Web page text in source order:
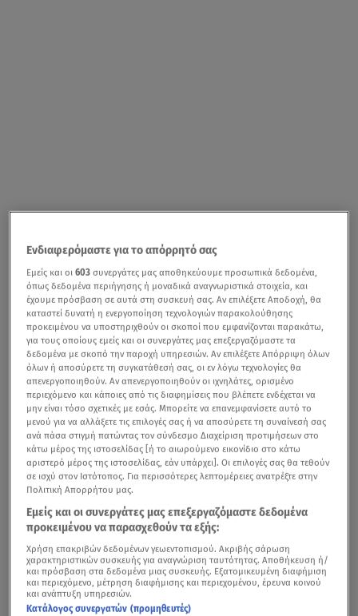
Ενδιαφερόμαστε για το απόρρητό σας
Εμείς και οι603 συνεργάτες μας αποθηκεύουμε προσωπικά δεδομένα,
όπως δεδομένα περιήγησης ή μοναδικά αναγνωριστικά στοιχεία, και
έχουμε πρόσβαση σε αυτά στη συσκευή σας. Αν επιλέξετε Αποδοχή, θα
καταστεί δυνατή η ενεργοποίηση τεχνολογιών παρακολούθησης
προκειμένου να υποστηριχθούν οι σκοποί που εμφανίζονται παρακάτω,
για τους οποίους εμείς και οι συνεργάτες μας επεξεργαζόμαστε τα
δεδομένα με σκοπό την παροχή υπηρεσιών. Αν επιλέξετε Απόρριψη όλων
όλων ή αποσύρετε τη συγκατάθεσή σας, οι εν λόγω τεχνολογίες θα
απενεργοποιηθούν. Αν απενεργοποιηθούν οι ιχνηλάτες, ορισμένο
περιεχόμενο και κάποιες από τις διαφημίσεις που βλέπετε ενδέχεται να
μην είναι τόσο σχετικές με εσάς. Μπορείτε να επανεμφανίσετε αυτό το
μενού για να αλλάξετε τις επιλογές σας ή να αποσύρετε τη συναίνεσή σας
ανά πάσα στιγμή πατώντας τον σύνδεσμο Διαχείριση προτιμήσεων στο
κάτω μέρος της ιστοσελίδας [ή το αιωρούμενο εικονίδιο στο κάτω
αριστερό μέρος της ιστοσελίδας, εάν υπάρχει]. Οι επιλογές σας θα τεθούν
σε ισχύ στον Ιστότοπος. Για περισσότερες λεπτομέρειες ανατρέξτε στην
Πολιτική Απορρήτου μας.
Εμείς και οι συνεργάτες μας επεξεργαζόμαστε δεδομένα
προκειμένου να παρασχεθούν τα εξής:
Χρήση επακριβών δεδομένων γεωεντοπισμού. Ακριβής σάρωση
χαρακτηριστικών συσκευής για αναγνώριση ταυτότητας. Αποθήκευση ή/
και πρόσβαση στα δεδομένα μιας συσκευής. Εξατομικευμένη διαφήμιση
και περιεχόμενο, μέτρηση διαφήμισης και περιεχομένου, έρευνα κοινού
και ανάπτυξη υπηρεσιών.
Κατάλογος συνεργατών (προμηθευτές)